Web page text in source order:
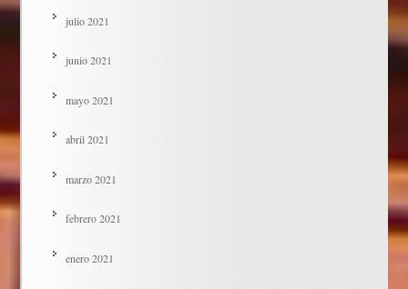
julio 2021
junio 2021
mayo 2021
abril 2021
marzo 2021
febrero 2021
enero 2021